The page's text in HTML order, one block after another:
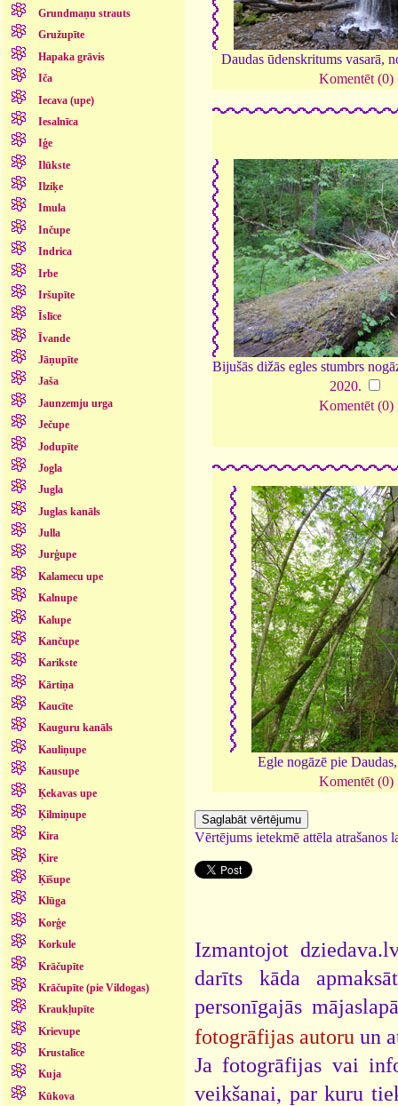
Grundmaņu strauts
Gružupīte
Hapaka grāvis
Iča
Iecava (upe)
Iesalnīca
Iģe
Ilūkste
Ilziķe
Imula
Inčupe
Indrica
Irbe
Iršupīte
Īslīce
Īvande
Jāņupīte
Jaša
Jaunzemju urga
Ječupe
Jodupīte
Jogla
Jugla
Juglas kanāls
Julla
Jurģupe
Kalamecu upe
Kalnupe
Kalupe
Kančupe
Karikste
Kārtiņa
Kaucīte
Kauguru kanāls
Kauliņupe
Kausupe
Ķekavas upe
Ķilmiņupe
Kira
Ķire
Ķīšupe
Klūga
Korģe
Korkule
Krāčupīte
Krāčupīte (pie Vildogas)
Kraukļupīte
Krievupe
Krustalīce
Kuja
Kūkova
Daudas ūdenskritums vasarā,
Komentēt (0)
Bijušās dižās egles stumbrs
2020.
Komentēt (0)
Egle nogāzē pie
Komentēt (0)
Vērtējums ietekmē attēla atrašanos
Izmantojot
darīts kāda
personīgajās
fotogrāfijas autoru un
Ja fotogrāfijas vai
veikšanai, par kuru